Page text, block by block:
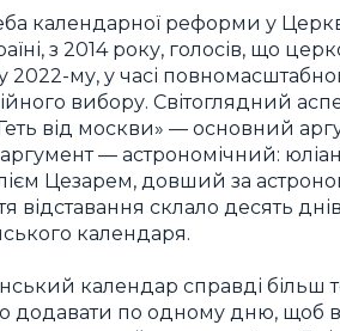
календарної реформи у
з 2014 року, голосів, що
2022-му, у часі
вибору. Світоглядний
від москви» — основний
— астрономічний:
Цезарем, довший за
відставання склало десять
календаря.
календар справді більш
додавати по одному дню, щоб